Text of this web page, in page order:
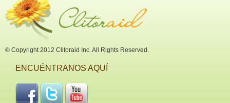
© Copyright 2012 Clitoraid Inc. All Rights Reserved.
ENCUÉNTRANOS AQUÍ